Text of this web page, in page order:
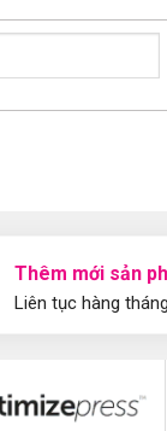
Thêm mới sản
Liên tục hàng tháng